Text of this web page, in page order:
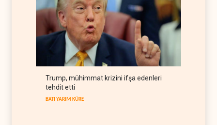
Trump, mühimmat krizini ifşa edenleri
tehdit etti
BATI YARIM KÜRE